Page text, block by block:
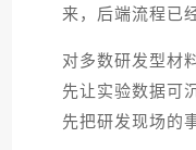
来，后端流程已
对多数研发型材
先让实验数据可
先把研发现场的